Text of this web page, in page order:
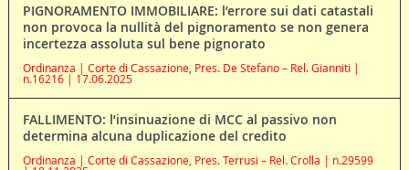
PIGNORAMENTO IMMOBILIARE: l’errore sui dati catastali
non provoca la nullità del pignoramento se non genera
incertezza assoluta sul bene pignorato
Ordinanza | Corte di Cassazione, Pres. De Stefano – Rel. Gianniti |
n.16216 | 17.06.2025
FALLIMENTO: l’insinuazione di MCC al passivo non
determina alcuna duplicazione del credito
Ordinanza | Corte di Cassazione, Pres. Terrusi – Rel. Crolla | n.29599